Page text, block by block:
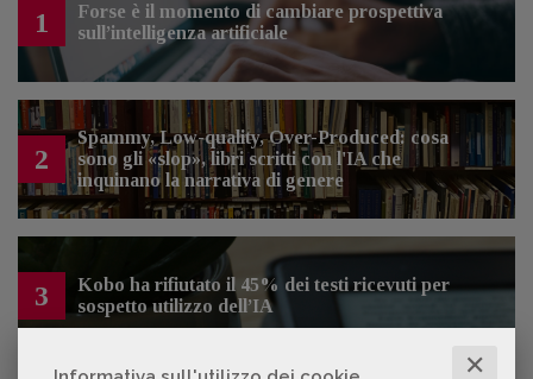
✕
1
Forse è il momento di cambiare prospettiva
sull’intelligenza artificiale
2
Spammy, Low-quality, Over-Produced: cosa
sono gli «slop», libri scritti con l'IA che
inquinano la narrativa di genere
3
Kobo ha rifiutato il 45% dei testi ricevuti per
sospetto utilizzo dell’IA